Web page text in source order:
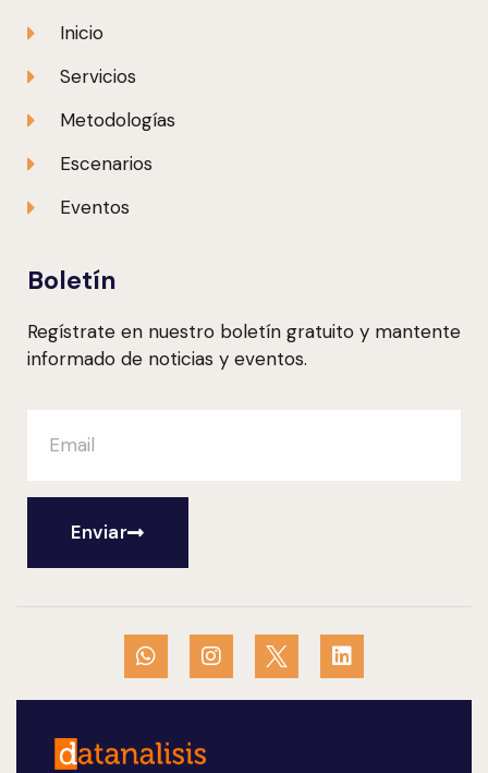
Inicio
Servicios
Metodologías
Escenarios
Eventos
Boletín
Regístrate en nuestro boletín gratuito y mantente
informado de noticias y eventos.
Enviar